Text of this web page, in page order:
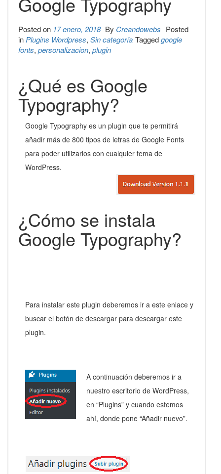
Posted on 17 enero, 2018 By Creandowebs Posted
inPlugins Wordpress, Sin categoría Taggedgoogle
fonts, personalizacion, plugin
¿Qué es Google
Typography?
Google Typography es un plugin que te permitirá
añadir más de 800 tipos de letras de Google Fonts
para poder utilizarlos con cualquier tema de
WordPress.
¿Cómo se instala
Google Typography?
Para instalar este plugin deberemos ir a este enlace y
buscar el botón de descargar para descargar este
plugin.
A continuación deberemos ir a
nuestro escritorio de WordPress,
en “Plugins” y cuando estemos
ahí, donde pone “Añadir nuevo”.